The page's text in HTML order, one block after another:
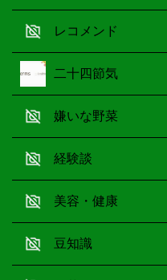
レコメンド
二十四節気
嫌いな野菜
経験談
美容・健康
豆知識